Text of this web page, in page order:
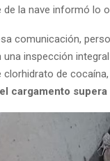
de la nave informó lo
comunicación,
una inspección
clorhidrato de
cargamento